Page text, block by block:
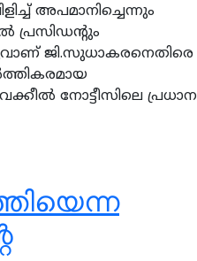
അപമാനിച്ചെന്നും
പ്രസിഡന്റും
ജി.സുധാകരനെതിരെ
നോട്ടീസിലെ പ്രധാന